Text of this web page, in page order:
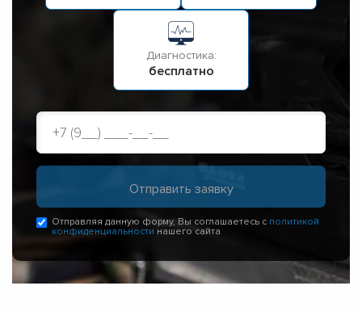
Диагностика:
бесплатно
Отправляя данную форму, Вы соглашаетесь с политикой
конфиденциальности нашего сайта